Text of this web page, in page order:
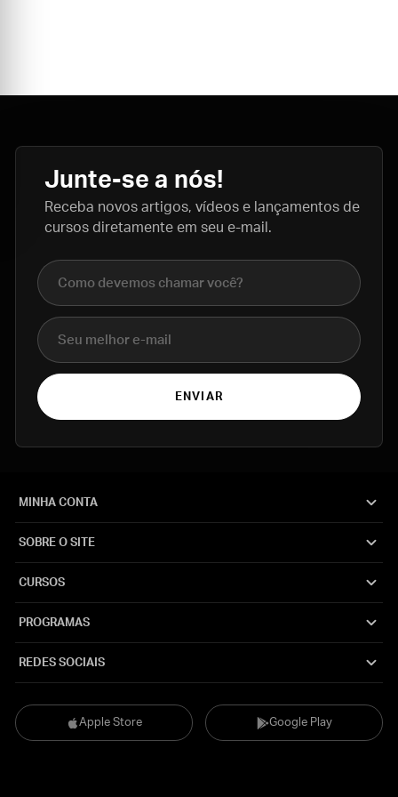
Junte-se a nós!
Receba novos artigos, vídeos e lançamentos de
cursos diretamente em seu e-mail.
Nome completo
E-mail
ENVIAR
Apple Store Google Play
MINHA CONTA
SOBRE O SITE
CURSOS
PROGRAMAS
REDES SOCIAIS